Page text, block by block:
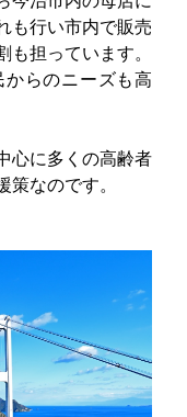
も行い市内で販売
担っています。
らのニーズも高
心に多くの高齢者
なのです。